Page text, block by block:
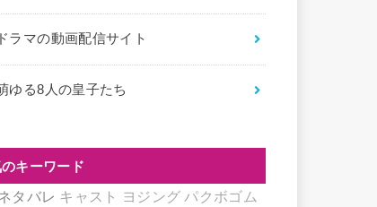
ラマの動画配信サイト
ゆる8人の皇子たち
のキーワード
タバレ キャスト ヨジング パクボゴム